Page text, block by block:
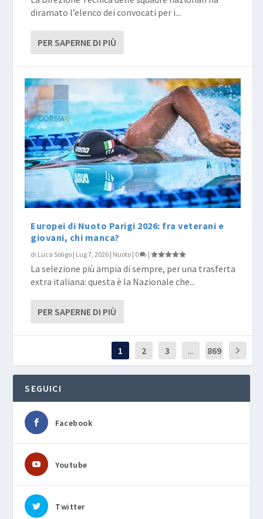
diramato l’elenco dei convocati per i...
PER SAPERNE DI PIÙ
Europei di Nuoto Parigi 2026: fra veterani e
giovani, chi manca?
di Luca Soligo | Lug 7, 2026 | Nuoto | 0 |
La selezione più ampia di sempre, per una trasferta
extra italiana: questa è la Nazionale che...
PER SAPERNE DI PIÙ
1 2 3 ... 869
SEGUICI
Facebook
Youtube
Twitter